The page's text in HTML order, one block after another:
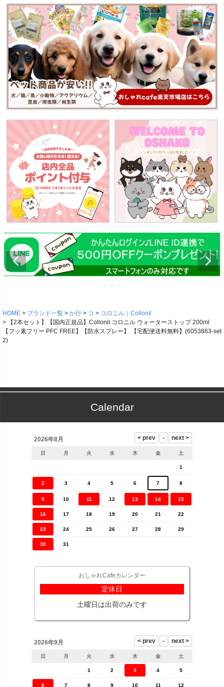
HOME ブランド一覧 か行 コ
コロニル｜Collonil
【2本セット】【国内正規品】Collonil コロニル ウォーターストップ 200ml
【フッ素フリー PFC FREE】【防水スプレー】 【宅配便送料無料】(6053863-set
2)
Calendar
2026年8月
日 月 火 水 木 金 土
1
2 3 4 5 6 7 8
9 10 11 12 13 14 15
16 17 18 19 20 21 22
23 24 25 26 27 28 29
30 31
おしゃれCafeカレンダー
定休日
土曜日は出荷のみです
2026年9月
日 月 火 水 木 金 土
1 2 3 4 5
6 7 8 9 10 11 12